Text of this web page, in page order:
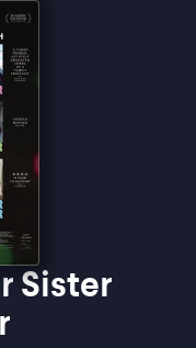
Sister